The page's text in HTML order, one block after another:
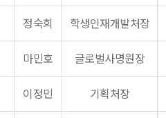
정숙희 학생인재개발처장
마민호 글로벌사명원장
이정민 기획처장